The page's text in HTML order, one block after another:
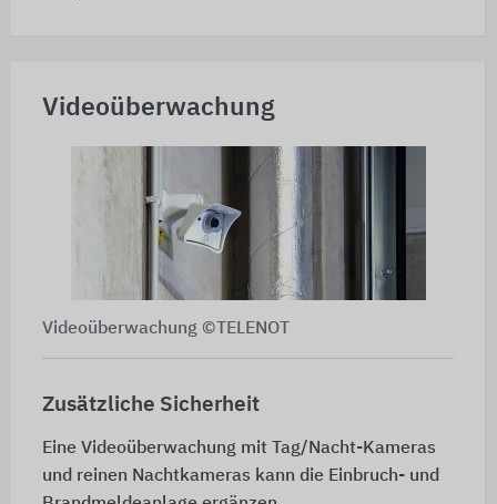
Videoüberwachung
Videoüberwachung ©TELENOT
Zusätzliche Sicherheit
Eine Videoüberwachung mit Tag/Nacht-Kameras
und reinen Nachtkameras kann die Einbruch- und